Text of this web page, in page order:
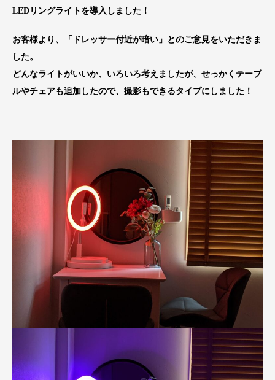
LEDリングライトを導入しました！
お客様より、「ドレッサー付近が暗い」とのご意見をいただきま
した。
どんなライトがいいか、いろいろ考えましたが、せっかくテーブ
ルやチェアも追加したので、撮影もできるタイプにしました！